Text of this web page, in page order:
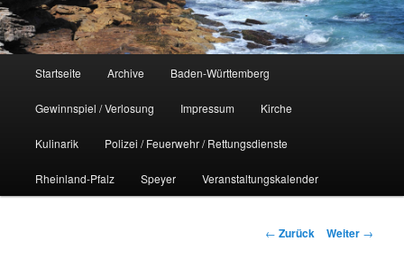
Startseite Archive Baden-Württemberg
Gewinnspiel / Verlosung Impressum Kirche
Kulinarik Polizei / Feuerwehr / Rettungsdienste
Rheinland-Pfalz Speyer Veranstaltungskalender
Beitrags-
← Zurück Weiter →